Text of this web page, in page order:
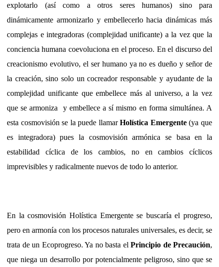
explotarlo (así como a otros seres humanos) sino para
dinámicamente armonizarlo y embellecerlo hacia dinámicas más
complejas e integradoras (complejidad unificante) a la vez que la
conciencia humana coevoluciona en el proceso. En el discurso del
creacionismo evolutivo, el ser humano ya no es dueño y señor de
la creación, sino solo un cocreador responsable y ayudante de la
complejidad unificante que embellece más al universo, a la vez
que se armoniza
y embellece a sí mismo en forma simultánea. A
esta cosmovisión se la puede llamarHolística Emergente(ya que
es integradora) pues la cosmovisión armónica se basa en la
estabilidad cíclica de los cambios, no en cambios cíclicos
imprevisibles y radicalmente nuevos de todo lo anterior.
En la cosmovisión Holística Emergente se buscaría el progreso,
pero en armonía con los procesos naturales universales, es decir, se
trata de un Ecoprogreso. Ya no basta el Principio de Precaución,
que niega un desarrollo por potencialmente peligroso, sino que se